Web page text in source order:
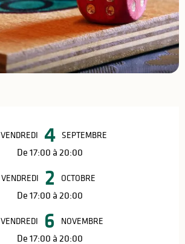
VENDREDI 4 SEPTEMBRE
De 17:00 à 20:00
VENDREDI 2 OCTOBRE
De 17:00 à 20:00
VENDREDI 6 NOVEMBRE
De 17:00 à 20:00